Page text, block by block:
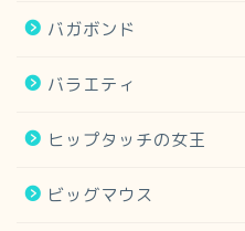
バガボンド
バラエティ
ヒップタッチの女王
ビッグマウス